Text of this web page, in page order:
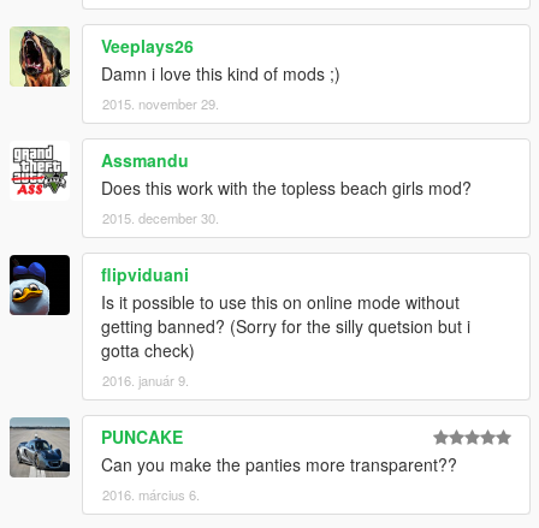
Veeplays26
Damn i love this kind of mods ;)
2015. november 29.
Assmandu
Does this work with the topless beach girls mod?
2015. december 30.
flipviduani
Is it possible to use this on online mode without
getting banned? (Sorry for the silly quetsion but i
gotta check)
2016. január 9.
PUNCAKE
Can you make the panties more transparent??
2016. március 6.